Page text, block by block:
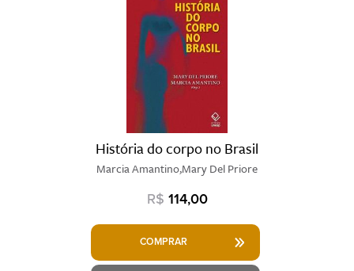
História do corpo no Brasil
Marcia Amantino,Mary Del Priore
R$ 114,00
COMPRAR